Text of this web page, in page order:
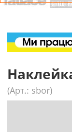
(Арт.: sbor)